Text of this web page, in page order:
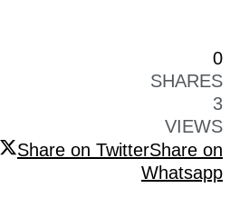
0
SHARES
3
VIEWS
Share on TwitterShare on
Whatsapp